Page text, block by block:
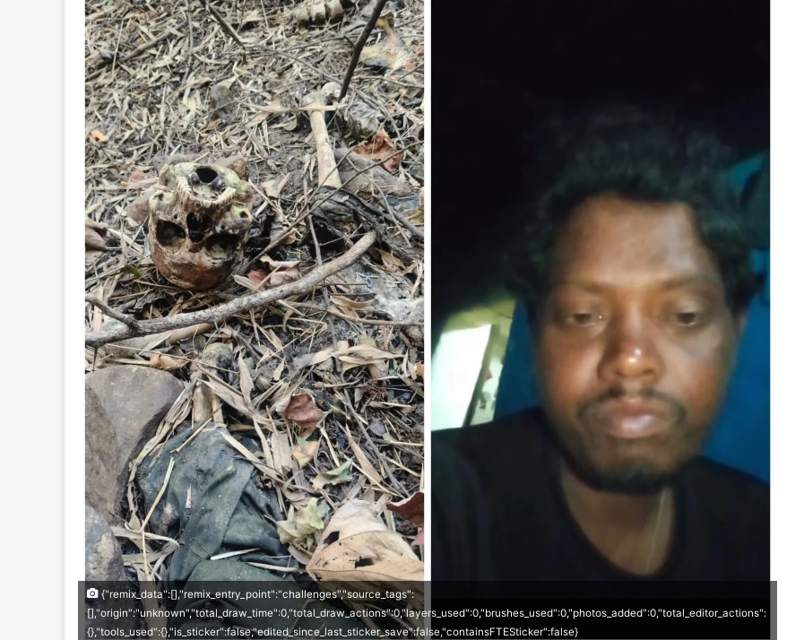
{"remix_data":[],"remix_entry_point":"challenges","source_tags":
[],"origin":"unknown","total_draw_time":0,"total_draw_actions":0,"layers_used":0,"brushes_used":0,"photos_added":0,"total_editor_actions":
{},"tools_used":{},"is_sticker":false,"edited_since_last_sticker_save":false,"containsFTESticker":false}